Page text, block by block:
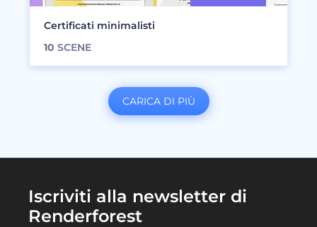
Certificati minimalisti
10 SCENE
CARICA DI PIÙ
Iscriviti alla newsletter di
Renderforest